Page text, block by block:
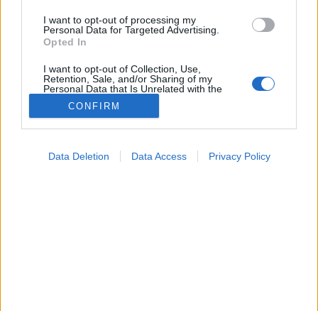
I want to opt-out of processing my
Personal Data for Targeted Advertising.
Opted In
I want to opt-out of Collection, Use,
Retention, Sale, and/or Sharing of my
Personal Data that Is Unrelated with the
Purposes for which it was collected.
Opted Out
CONFIRM
Data Deletion Data Access Privacy Policy